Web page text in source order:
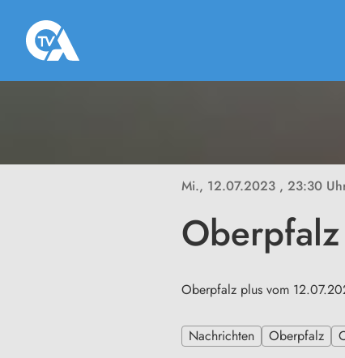
Mi., 12.07.2023 , 23:30
Oberpfalz plus vom
Nachrichten Oberpfalz